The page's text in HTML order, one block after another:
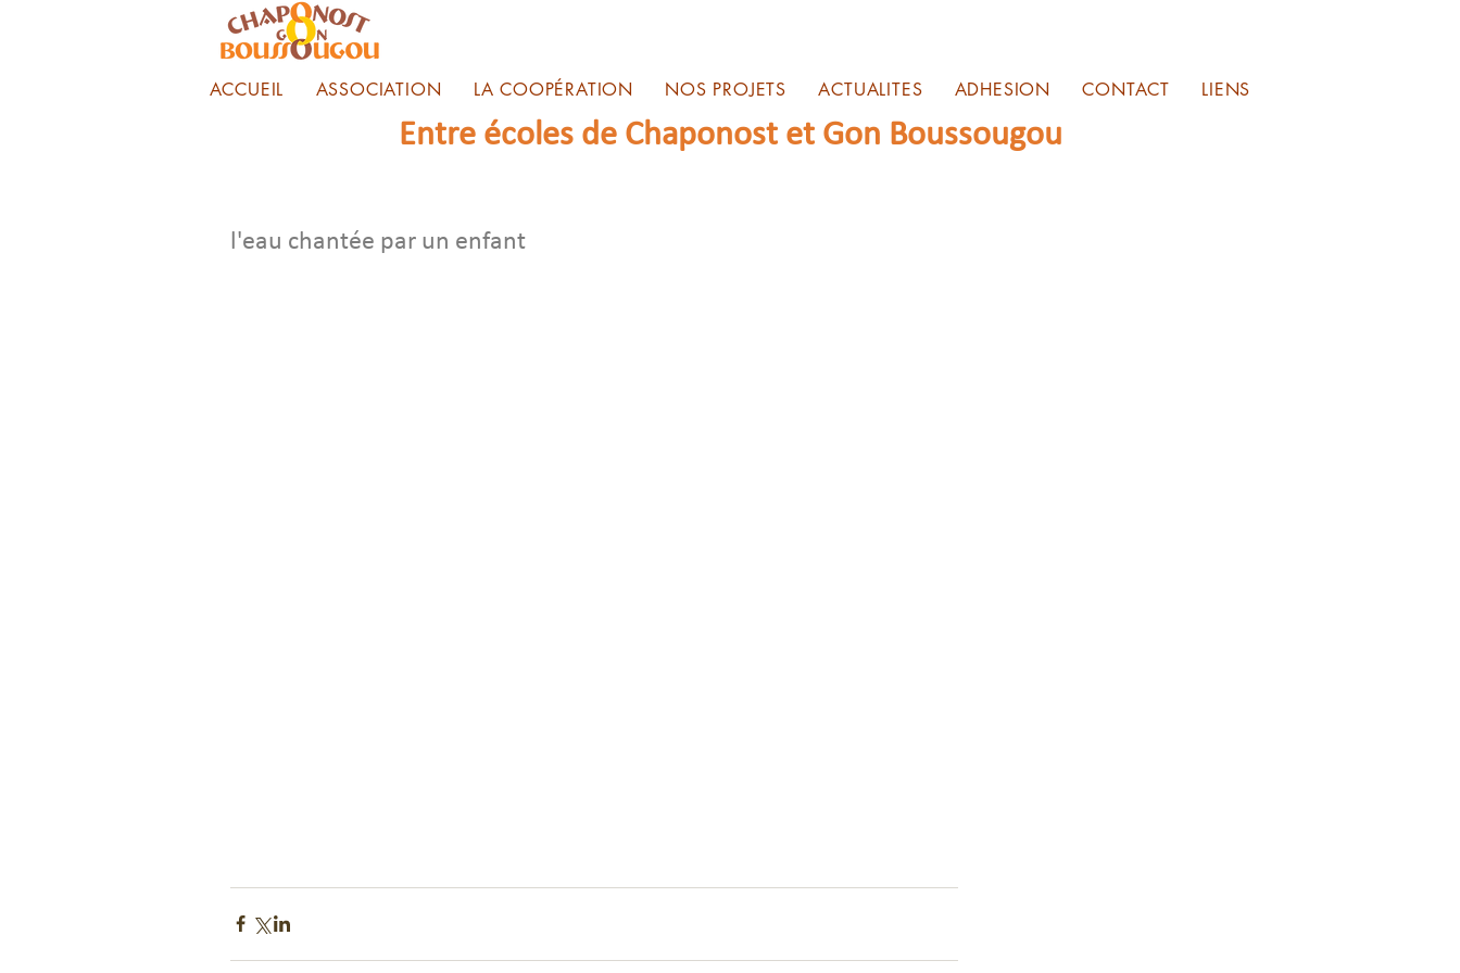
ACCUEIL ASSOCIATION LA COOPÉRATION NOS PROJETS ACTUALITES ADHESION CONTACT LIENS
Entre écoles de Chaponost et Gon Boussougou
l'eau chantée par un enfant